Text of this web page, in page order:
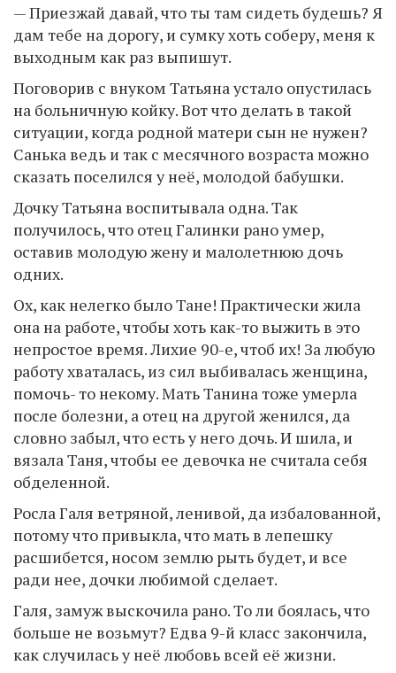
— Приезжай давай, что ты там сидеть будешь? Я
дам тебе на дорогу, и сумку хоть соберу, меня к
выходным как раз выпишут.
Поговорив с внуком Татьяна устало опустилась
на больничную койку. Вот что делать в такой
ситуации, когда родной матери сын не нужен?
Санька ведь и так с месячного возраста можно
сказать поселился у неё, молодой бабушки.
Дочку Татьяна воспитывала одна. Так
получилось, что отец Галинки рано умер,
оставив молодую жену и малолетнюю дочь
одних.
Ох, как нелегко было Тане! Практически жила
она на работе, чтобы хоть как-то выжить в это
непростое время. Лихие 90-е, чтоб их! За любую
работу хваталась, из сил выбивалась женщина,
помочь- то некому. Мать Танина тоже умерла
после болезни, а отец на другой женился, да
словно забыл, что есть у него дочь. И шила, и
вязала Таня, чтобы ее девочка не считала себя
обделенной.
Росла Галя ветряной, ленивой, да избалованной,
потому что привыкла, что мать в лепешку
расшибется, носом землю рыть будет, и все
ради нее, дочки любимой сделает.
Галя, замуж выскочила рано. То ли боялась, что
больше не возьмут? Едва 9-й класс закончила,
как случилась у неё любовь всей её жизни.